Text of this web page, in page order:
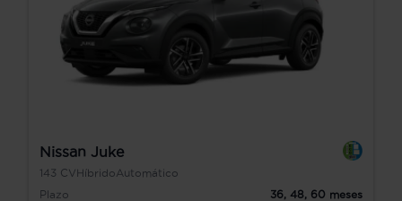
Nissan Juke
143 CVHíbridoAutomático
Plazo
36, 48, 60 meses